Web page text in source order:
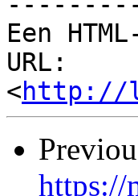
Een
URL:
<http://
https://